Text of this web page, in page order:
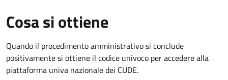
Cosa si ottiene
Quando il procedimento amministrativo si conclude
positivamente si ottiene il codice univoco per accedere alla
piattaforma univa nazionale dei CUDE.